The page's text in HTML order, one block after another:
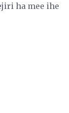
ha mee ihe